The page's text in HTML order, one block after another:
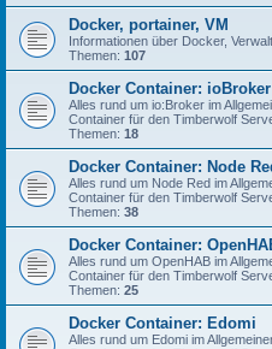
Docker, portainer, VM
Informationen über Docker,
Themen: 107
Docker Container: ioBroker
Alles rund um io:Broker im
Container für den Timberwolf
Themen: 18
Docker Container: Node
Alles rund um Node Red im
Container für den Timberwolf
Themen: 38
Docker Container:
Alles rund um OpenHAB im
Container für den Timberwolf
Themen: 25
Docker Container: Edomi
Alles rund um Edomi im